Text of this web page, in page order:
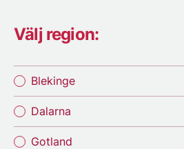
Välj region:
Blekinge
Dalarna
Gotland